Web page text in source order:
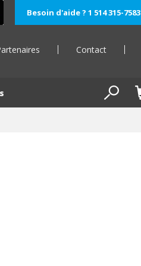
Besoin d'aide ? 1 514 315-7583
Contact